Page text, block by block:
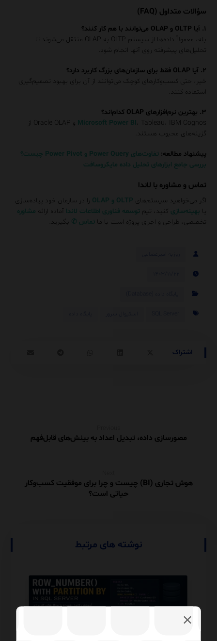
سؤالات متداول (FAQ)
۱. آیا OLTP و OLAP می‌توانند با هم کار کنند؟
بله، معمولاً داده‌ها از سیستم OLTP به OLAP منتقل می‌شوند تا
تحلیل‌های پیشرفته روی آنها انجام شود.
۲. آیا OLAP فقط برای سازمان‌های بزرگ کاربرد دارد؟
خیر، حتی کسب‌وکارهای کوچک می‌توانند از آن برای بهبود تصمیم‌گیری
استفاده کنند.
۳. بهترین نرم‌افزارهای OLAP کدام‌اند؟
Microsoft Power BI
، Tableau، IBM Cognos و Oracle OLAP از
گزینه‌های محبوب هستند.
پیشنهاد مطالعه:
تفاوت‌های Power Query و Power Pivot چیست؟
بررسی جامع ابزارهای تحلیل داده مایکروسافت
تماس و مشاوره با لاندا
اگر می‌خواهید سیستم‌های OLTP و OLAP
را در سازمان خود پیاده‌سازی
یا بهینه‌سازی کنید، تیم توسعه فناوری اطلاعات لاندا آماده ارائه مشاوره
تخصصی، طراحی و اجرای پروژه است با ما تماس ✆ بگیرید.
مصورسازی داده، تبدیل اعداد به بینش‌های قابل‌فهم
هوش تجاری (BI) چیست و چرا برای موفقیت کسب‌وکار
حیاتی است؟
نوشته های مرتبط